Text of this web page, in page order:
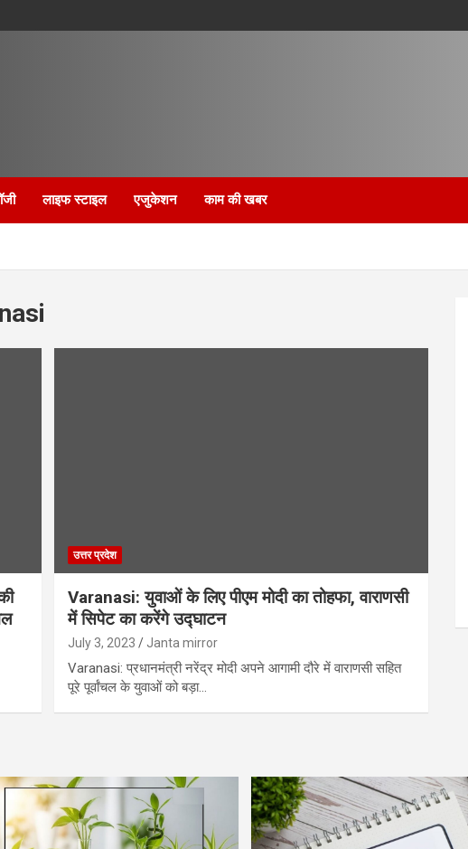
लाइफ स्टाइल एजुकेशन काम की खबर
उत्तर प्रदेश
Varanasi: युवाओं के लिए पीएम मोदी का तोहफा, वाराणसी
में सिपेट का करेंगे उद्घाटन
July 3, 2023 Janta mirror
Varanasi: प्रधानमंत्री नरेंद्र मोदी अपने आगामी दौरे में वाराणसी सहित
पूरे पूर्वांचल के युवाओं को बड़ा…